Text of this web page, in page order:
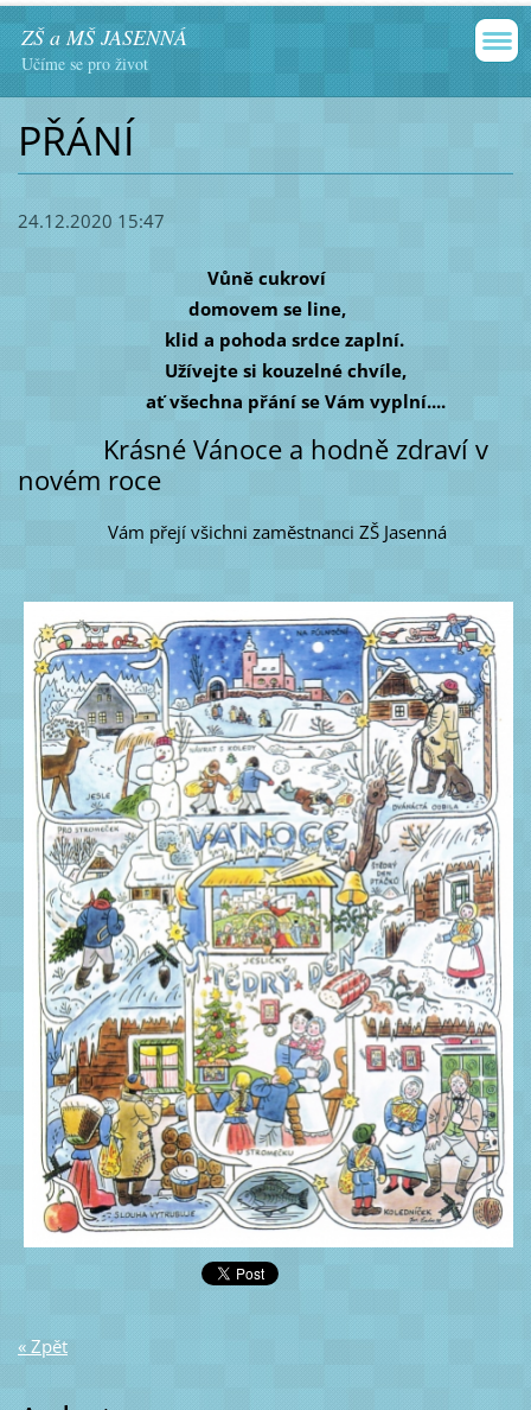
ZŠ a MŠ JASENNÁ
Učíme se pro život
PŘÁNÍ
24.12.2020 15:47
Vůně cukroví
domovem se line,
klid a pohoda srdce zaplní.
Užívejte si kouzelné chvíle,
ať všechna přání se Vám vyplní....
Krásné Vánoce a hodně zdraví v
novém roce
Vám přejí všichni zaměstnanci ZŠ Jasenná
« Zpět